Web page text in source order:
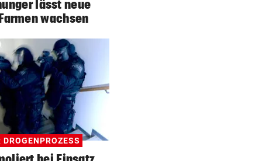
lässt neue
wachsen
DROGENPROZESS